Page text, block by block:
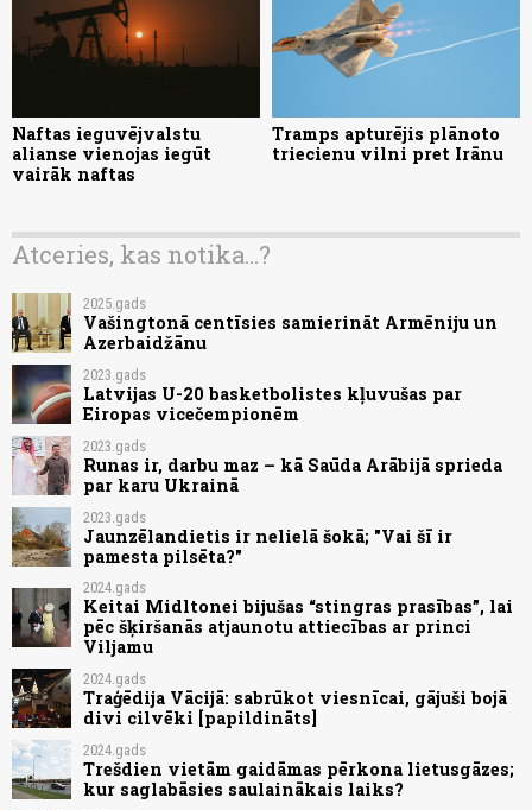
Naftas ieguvējvalstu
alianse vienojas iegūt
vairāk naftas
Tramps apturējis plānoto
triecienu vilni pret Irānu
Atceries, kas notika...?
2025.gads
Vašingtonā centīsies samierināt Armēniju un
Azerbaidžānu
2023.gads
Latvijas U-20 basketbolistes kļuvušas par
Eiropas vicečempionēm
2023.gads
Runas ir, darbu maz – kā Saūda Arābijā sprieda
par karu Ukrainā
2023.gads
Jaunzēlandietis ir nelielā šokā; "Vai šī ir
pamesta pilsēta?"
2024.gads
Keitai Midltonei bijušas “stingras prasības”, lai
pēc šķiršanās atjaunotu attiecības ar princi
Viljamu
2024.gads
Traģēdija Vācijā: sabrūkot viesnīcai, gājuši bojā
divi cilvēki [papildināts]
2024.gads
Trešdien vietām gaidāmas pērkona lietusgāzes;
kur saglabāsies saulainākais laiks?